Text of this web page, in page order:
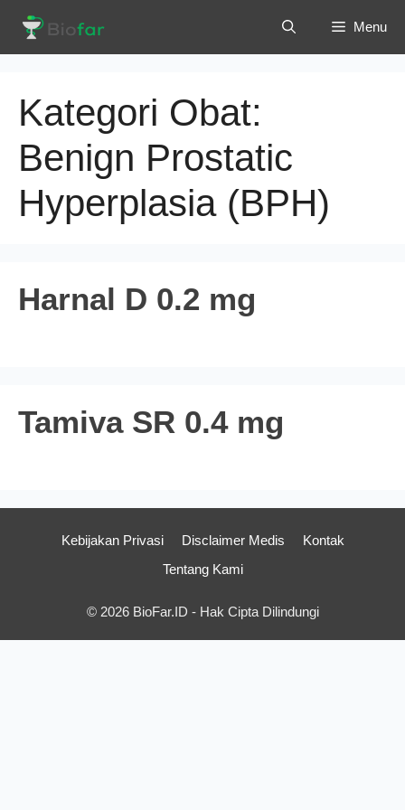
isi
Menu
Kategori Obat:
Benign Prostatic
Hyperplasia (BPH)
Harnal D 0.2 mg
Tamiva SR 0.4 mg
Kebijakan Privasi Disclaimer Medis
Kontak
Tentang Kami
© 2026 BioFar.ID - Hak Cipta Dilindungi